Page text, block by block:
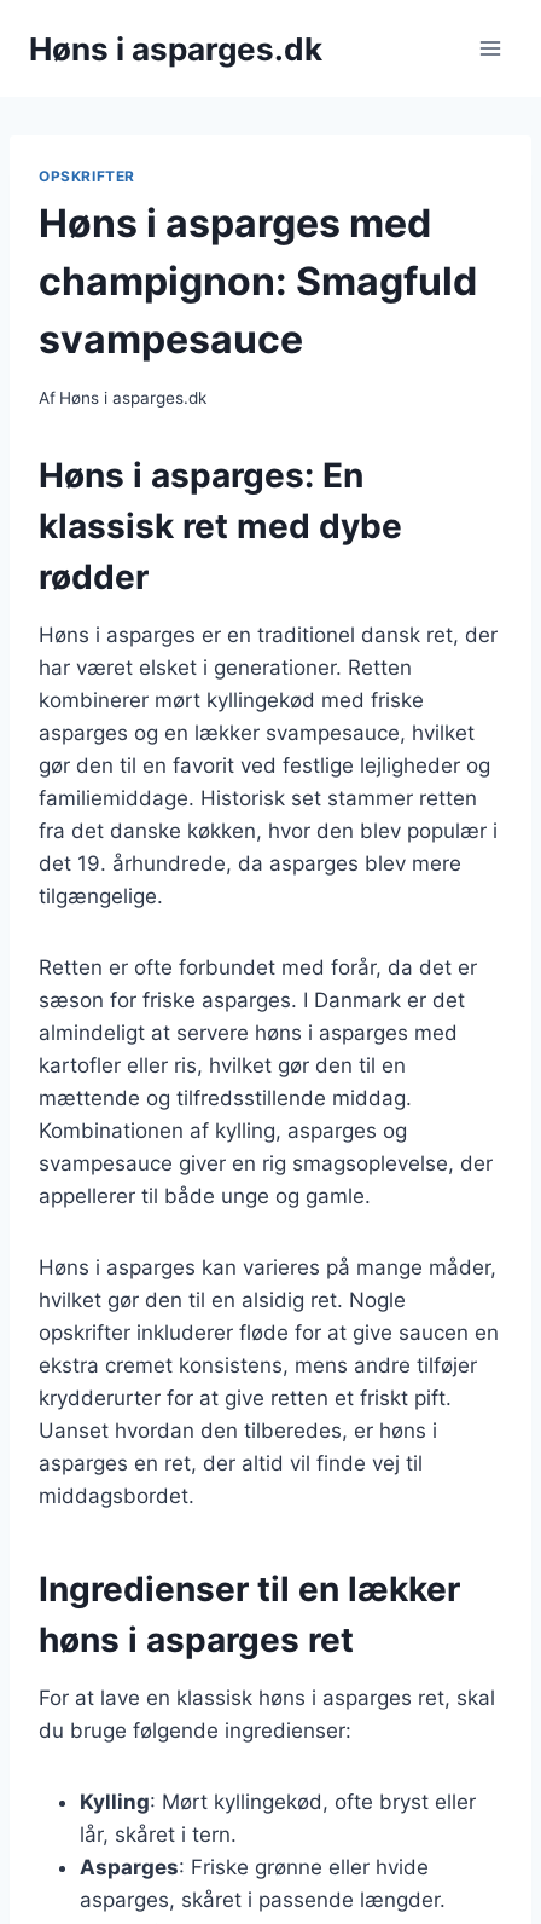
Høns i asparges.dk
OPSKRIFTER
Høns i asparges med
champignon: Smagfuld
svampesauce
Af Høns i asparges.dk
Høns i asparges: En
klassisk ret med dybe
rødder
Høns i asparges er en traditionel dansk ret, der
har været elsket i generationer. Retten
kombinerer mørt kyllingekød med friske
asparges og en lækker svampesauce, hvilket
gør den til en favorit ved festlige lejligheder og
familiemiddage. Historisk set stammer retten
fra det danske køkken, hvor den blev populær i
det 19. århundrede, da asparges blev mere
tilgængelige.
Retten er ofte forbundet med forår, da det er
sæson for friske asparges. I Danmark er det
almindeligt at servere høns i asparges med
kartofler eller ris, hvilket gør den til en
mættende og tilfredsstillende middag.
Kombinationen af kylling, asparges og
svampesauce giver en rig smagsoplevelse, der
appellerer til både unge og gamle.
Høns i asparges kan varieres på mange måder,
hvilket gør den til en alsidig ret. Nogle
opskrifter inkluderer fløde for at give saucen en
ekstra cremet konsistens, mens andre tilføjer
krydderurter for at give retten et friskt pift.
Uanset hvordan den tilberedes, er høns i
asparges en ret, der altid vil finde vej til
middagsbordet.
Ingredienser til en lækker
høns i asparges ret
For at lave en klassisk høns i asparges ret, skal
du bruge følgende ingredienser:
Kylling: Mørt kyllingekød, ofte bryst eller
lår, skåret i tern.
Asparges: Friske grønne eller hvide
asparges, skåret i passende længder.